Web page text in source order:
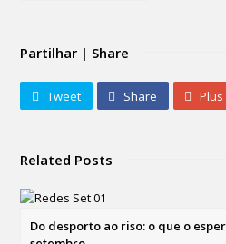
Partilhar | Share
Tweet Share
Related Posts
Do desporto ao riso: o que o